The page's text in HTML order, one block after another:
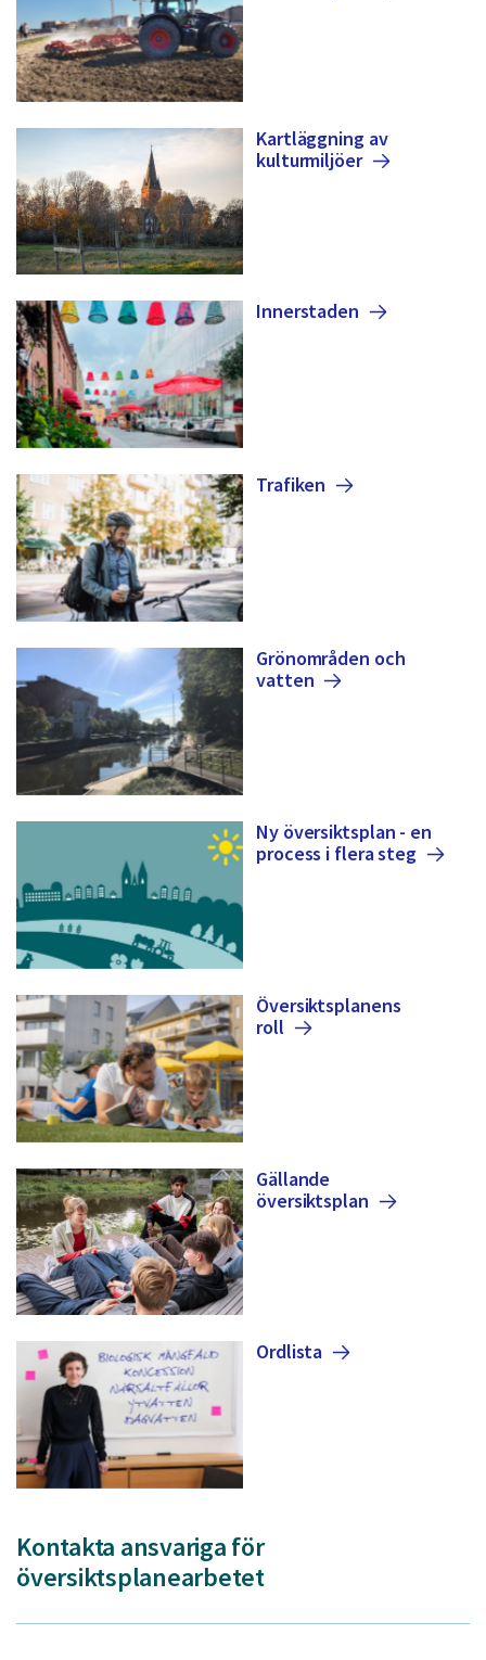
Kartläggning av
kulturmiljöer
Innerstaden
Trafiken
Grönområden och
vatten
Ny översiktsplan - en
process i flerasteg
Översiktsplanens
roll
Gällande
översiktsplan
Ordlista
Kontakta ansvariga för
översiktsplanearbetet